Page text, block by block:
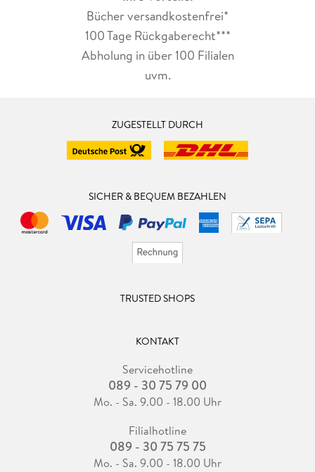
Bücher versandkostenfrei*
100 Tage Rückgaberecht***
Abholung in über 100 Filialen
uvm.
ZUGESTELLT DURCH
SICHER & BEQUEM BEZAHLEN
TRUSTED SHOPS
KONTAKT
Servicehotline
089 - 30 75 79 00
Mo. - Sa. 9.00 - 18.00 Uhr
Filialhotline
089 - 30 75 75 75
Mo. - Sa. 9.00 - 18.00 Uhr